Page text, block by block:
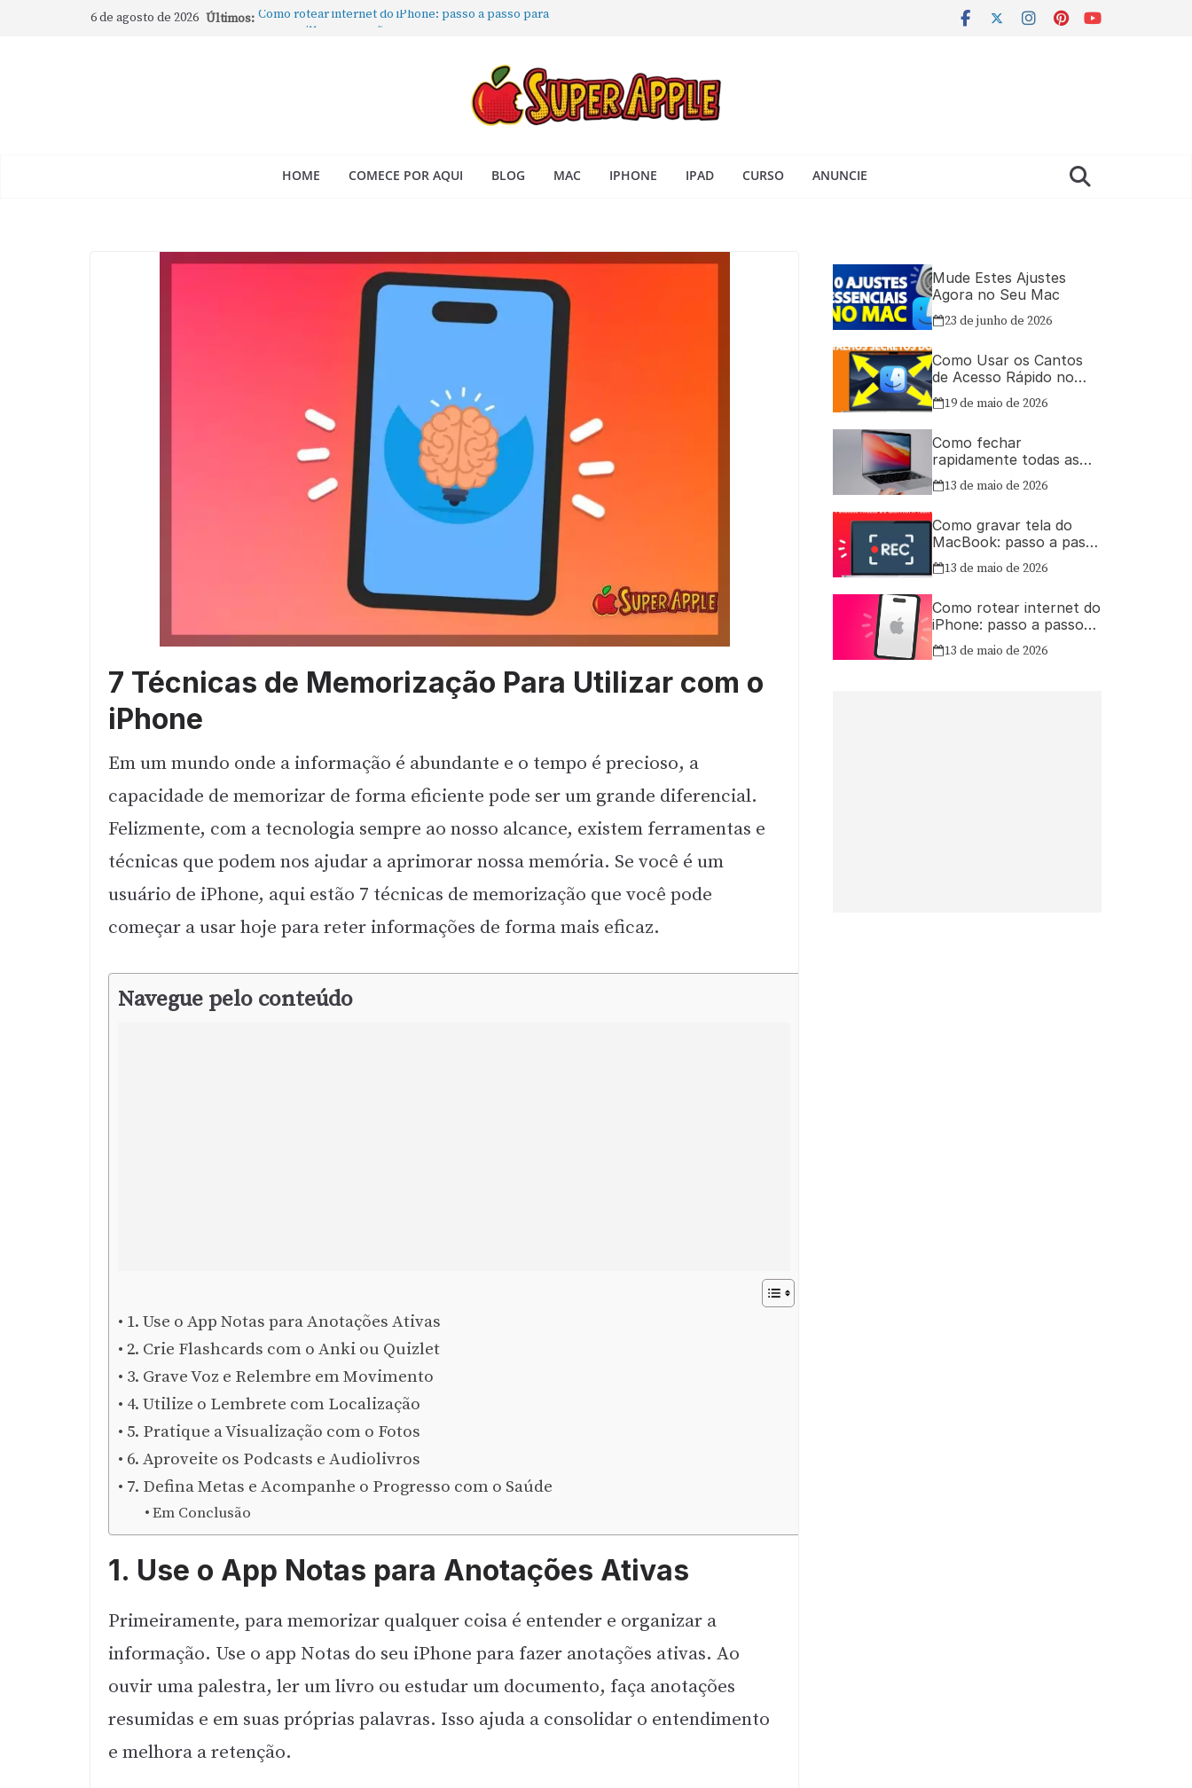
6 de agosto de 2026 Últimos: Como rotear internet do iPhone: passo a passo para
Como Usar os Cantos de Acesso Rápido no Mac
Como fechar rapidamente todas as janelas ou aplicativos
Como gravar tela do MacBook: passo a passo simples
HOME COMECE POR AQUI BLOG MAC IPHONE IPAD CURSO ANUNCIE
7 Técnicas de Memorização Para Utilizar com o
iPhone
Em um mundo onde a informação é abundante e o tempo é precioso, a
capacidade de memorizar de forma eficiente pode ser um grande diferencial.
Felizmente, com a tecnologia sempre ao nosso alcance, existem ferramentas e
técnicas que podem nos ajudar a aprimorar nossa memória. Se você é um
usuário de iPhone, aqui estão 7 técnicas de memorização que você pode
começar a usar hoje para reter informações de forma mais eficaz.
Navegue pelo conteúdo
1. Use o App Notas para Anotações Ativas
2. Crie Flashcards com o Anki ou Quizlet
3. Grave Voz e Relembre em Movimento
4. Utilize o Lembrete com Localização
5. Pratique a Visualização com o Fotos
6. Aproveite os Podcasts e Audiolivros
7. Defina Metas e Acompanhe o Progresso com o Saúde
Em Conclusão
1. Use o App Notas para Anotações Ativas
Primeiramente, para memorizar qualquer coisa é entender e organizar a
informação. Use o app Notas do seu iPhone para fazer anotações ativas. Ao
ouvir uma palestra, ler um livro ou estudar um documento, faça anotações
resumidas e em suas próprias palavras. Isso ajuda a consolidar o entendimento
e melhora a retenção.
Mude Estes Ajustes
Agora no Seu Mac
23 de junho de 2026
Como Usar os Cantos
de Acesso Rápido no
Mac
19 de maio de 2026
Como fechar
rapidamente todas as
janelas ou aplicativos
abertos no Mac
13 de maio de 2026
Como gravar tela do
MacBook: passo a passo
simples
13 de maio de 2026
Como rotear internet do
iPhone: passo a passo
para compartilhar a
conexão
13 de maio de 2026